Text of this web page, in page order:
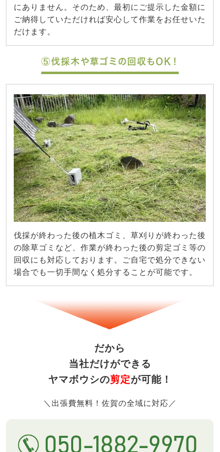
にありません。そのため、最初にご提示した金額に
ご納得していただければ安心して作業をお任せいた
だけます。
⑤伐採木や草ゴミの回収もOK！
伐採が終わった後の植木ゴミ、草刈りが終わった後
の除草ゴミなど、作業が終わった後の剪定ゴミ等の
回収にも対応しております。ご自宅で処分できない
場合でも一切手間なく処分することが可能です。
だから
当社だけができる
ヤマボウシの剪定が可能！
＼出張費無料！佐賀の全域に対応／